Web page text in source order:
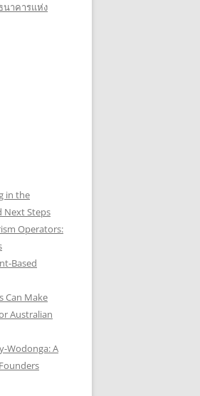
นาคารแห่ง
in the
Next Steps
Operators:
Based
Can Make
Australian
Wodonga: A